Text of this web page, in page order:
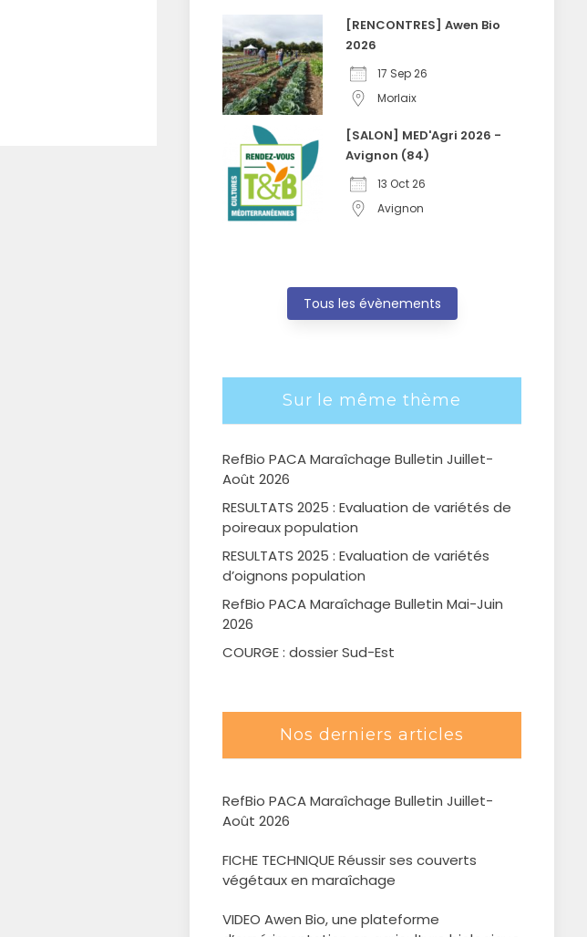
[RENCONTRES] Awen Bio
2026
17 Sep 26
Morlaix
[SALON] MED'Agri 2026 -
Avignon (84)
13 Oct 26
Avignon
Tous les évènements
Sur le même thème
RefBio PACA Maraîchage Bulletin Juillet-
Août 2026
RESULTATS 2025 : Evaluation de variétés de
poireaux population
RESULTATS 2025 : Evaluation de variétés
d’oignons population
RefBio PACA Maraîchage Bulletin Mai-Juin
2026
COURGE : dossier Sud-Est
Nos derniers articles
RefBio PACA Maraîchage Bulletin Juillet-
Août 2026
FICHE TECHNIQUE Réussir ses couverts
végétaux en maraîchage
VIDEO Awen Bio, une plateforme